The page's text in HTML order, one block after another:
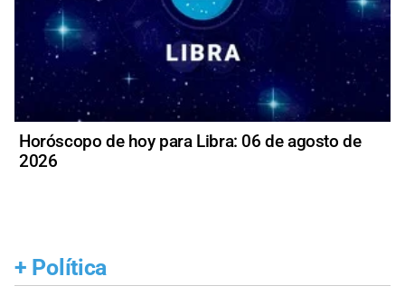
Horóscopo de hoy para Libra: 06 de agosto de
2026
+ Política